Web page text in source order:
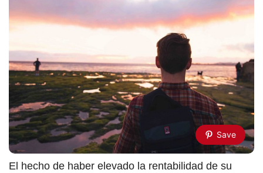
Save
El hecho de haber elevado la rentabilidad de su